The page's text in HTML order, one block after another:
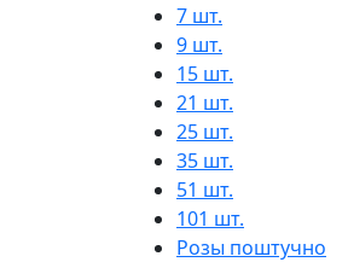
7 шт.
9 шт.
15 шт.
21 шт.
25 шт.
35 шт.
51 шт.
101 шт.
Розы поштучно